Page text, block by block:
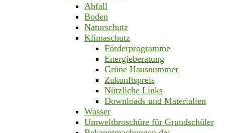
Abfall
Boden
Naturschutz
Klimaschutz
Förderprogramme
Energieberatung
Grüne Hausnummer
Zukunftspreis
Nützliche Links
Downloads und Materialien
Wasser
Umweltbroschüre für Grundschüler